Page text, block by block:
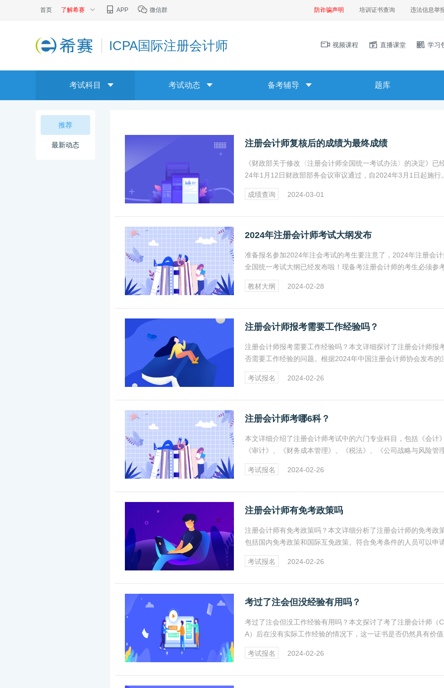
首页 了解希赛 APP 微信群 防诈骗声明 培训证书查询 违法信息举
ICPA国际注册会计师 视频课程 直播课堂 学习
考试科目 考试动态 备考辅导 题库
推荐
最新动态 注册会计师复核后的成绩为最终成绩
《财政部关于修改〈注册会计师全国统一考试办法〉的决定》已
24年1月12日财政部部务会议审议通过，自2024年3月1日起施行
生对考试成绩有异议的，可向报名地的地方考办提出成绩复核申请
复核后的成绩为最终成绩。
成绩查询 2024-03-01
2024年注册会计师考试大纲发布
准备报名参加2024年注会考试的考生要注意了，2024年注册会
全国统一考试大纲已经发布啦！现备考注册会计师的考生必须参考
24年版的大纲内容，有关考试公告及具体大纲内容请看以下正文。
教材大纲
2024-02-28
注册会计师报考需要工作经验吗？
注册会计师报考需要工作经验吗？本文详细探讨了注册会计师报
否需要工作经验的问题。根据2024年中国注册会计师协会发布的
会计师考试报名规定，考生无需具备工作经验即可报考。具体请看
下正文。
考试报名 2024-02-26
注册会计师考哪6科？
本文详细介绍了注册会计师考试中的六门专业科目，包括《会计》
《审计》、《财务成本管理》、《税法》、《公司战略与风险管理
和《经济法》。文章分析了每门科目的考试内容、重点难点以及备
方法，为考生提供了全面的指导和建议。
考试报名 2024-02-26
注册会计师有免考政策吗
注册会计师有免考政策吗？本文详细分析了注册会计师的免考政
包括国内免考政策和国际互免政策。符合免考条件的人员可以申请
予部分科目考试。文章还介绍了免考政策的申请材料和流程，为考
提供了全面的指导和建议。
考试报名 2024-02-26
考过了注会但没经验有用吗？
考过了注会但没工作经验有用吗？本文探讨了考了注册会计师（
A）后在没有实际工作经验的情况下，这一证书是否仍然具有价值
文章分析了注册会计师证书的优势、好处及重要性，具体请看以下
文。
考试报名 2024-02-26